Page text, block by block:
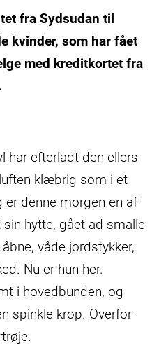
fra Sydsudan til
kvinder, som har fået
med kreditkortet fra
har efterladt den ellers
klæbrig som i et
er denne morgen en af
hytte, gået ad smalle
våde jordstykker,
Nu er hun her.
i hovedbunden, og
spinkle krop. Overfor